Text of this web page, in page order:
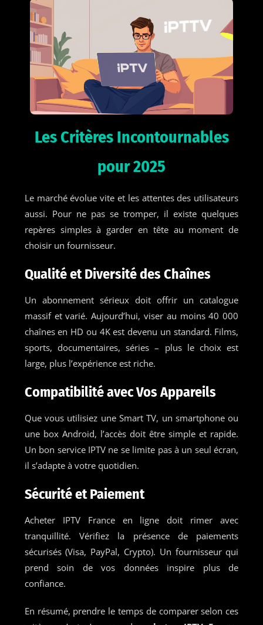
Les Critères Incontournables
pour 2025
Le marché évolue vite et les attentes des utilisateurs
aussi. Pour ne pas se tromper, il existe quelques
repères simples à garder en tête au moment de
choisir un fournisseur.
Qualité et Diversité des Chaînes
Un abonnement sérieux doit offrir un catalogue
massif et varié. Aujourd’hui, viser au moins 40 000
chaînes en HD ou 4K est devenu un standard. Films,
sports, documentaires, séries – plus le choix est
large, plus l’expérience est riche.
Compatibilité avec Vos Appareils
Que vous utilisiez une Smart TV, un smartphone ou
une box Android, l’accès doit être simple et rapide.
Un bon service IPTV ne se limite pas à un seul écran,
il s’adapte à votre quotidien.
Sécurité et Paiement
Acheter IPTV France en ligne doit rimer avec
tranquillité. Vérifiez la présence de paiements
sécurisés (Visa, PayPal, Crypto). Un fournisseur qui
prend soin de vos données inspire plus de
confiance.
En résumé, prendre le temps de comparer selon ces